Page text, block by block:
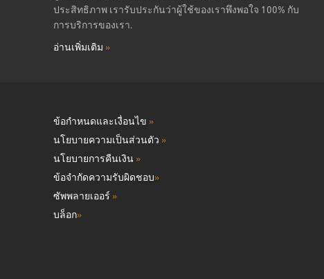
ประสิทธิภาพ เรารับประกันว่าผู้ใช้ของเราพึงพอใจ 100% กับ
การบริการของเรา.
อ่านเพิ่มเติม »
ข้อกำหนดและเงื่อนไข »
นโยบายความเป็นส่วนตัว »
นโยบายการคืนเงิน »
ข้อจำกัดความรับผิดชอบ»
ซัพพลายเออร์ »
บล็อก»